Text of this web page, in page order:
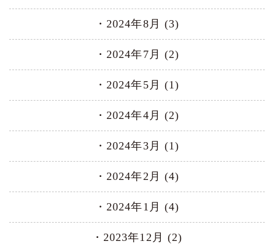
2024年8月 (3)
2024年7月 (2)
2024年5月 (1)
2024年4月 (2)
2024年3月 (1)
2024年2月 (4)
2024年1月 (4)
2023年12月 (2)